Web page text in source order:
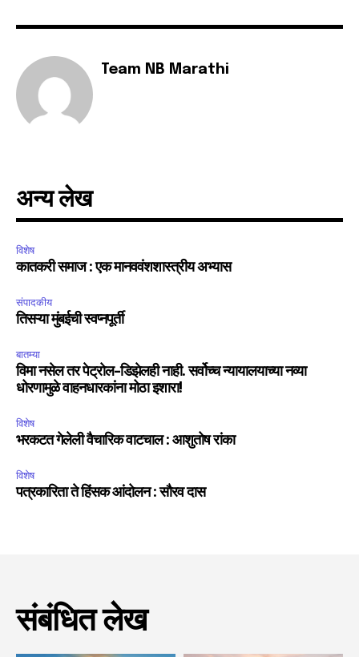
I've read and accept the
Team NB Marathi
अन्य लेख
विशेष
कातकरी समाज : एक मानववंशशास्त्रीय अभ्यास
संपादकीय
तिसऱ्या मुंबईची स्वप्नपूर्ती
बातम्या
विमा नसेल तर पेट्रोल-डिझेलही नाही. सर्वोच्च न्यायालयाच्या नव्या
धोरणामुळे वाहनधारकांना मोठा इशारा!
विशेष
भरकटत गेलेली वैचारिक वाटचाल : आशुतोष रांका
विशेष
पत्रकारिता ते हिंसक आंदोलन : सौरव दास
संबंधित लेख